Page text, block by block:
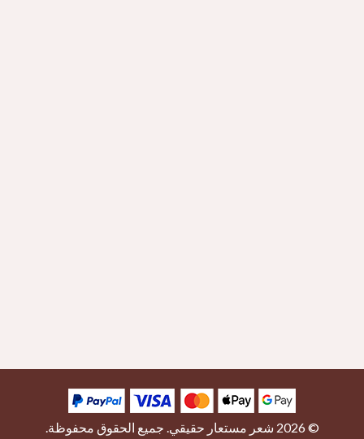
© 2026 شعر مستعار حقيقي. جميع الحقوق محفوظة.